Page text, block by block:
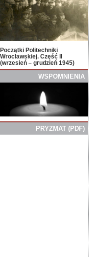
Początki Politechniki
Wrocławskiej. Część II
(wrzesień – grudzień 1945)
WSPOMNIENIA
PRYZMAT (PDF)